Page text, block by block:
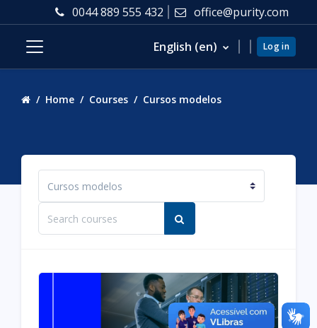
Skip to main content0044 889 555 432 office@purity.com
English ‎(en)‎ Log in
Home Courses Cursos modelos
Course categories
Search courses